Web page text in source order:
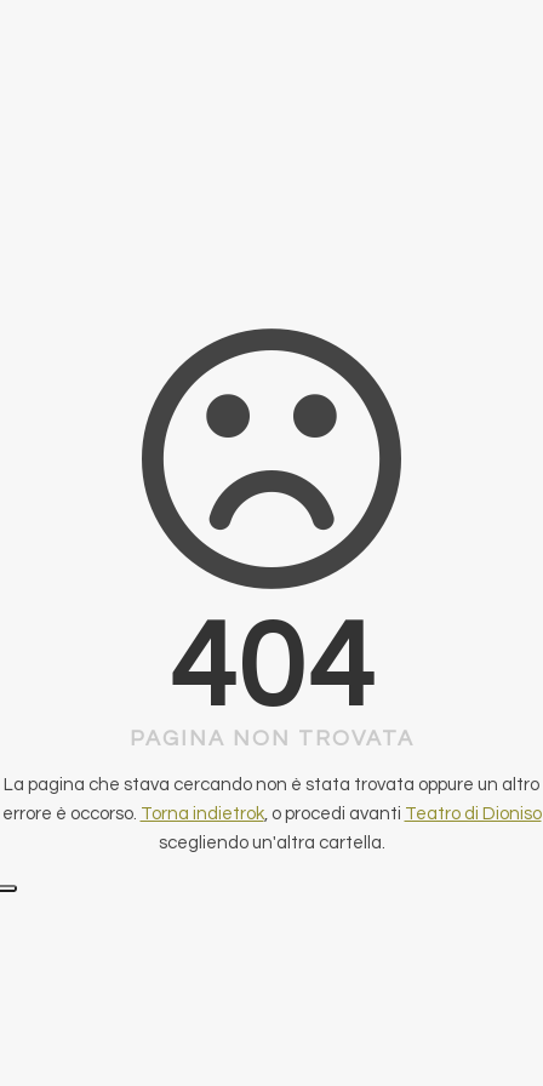
404
PAGINA NON TROVATA
La pagina che stava cercando non è stata trovata oppure un altro
errore è occorso. Torna indietrok, o procedi avanti Teatro di Dioniso
scegliendo un'altra cartella.